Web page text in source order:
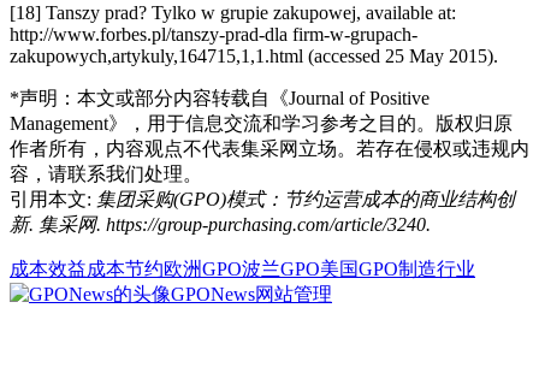
[18] Tanszy prad? Tylko w grupie zakupowej, available at:
http://www.forbes.pl/tanszy-prad-dla firm-w-grupach-
zakupowych,artykuly,164715,1,1.html (accessed 25 May 2015).
*声明：本文或部分内容转载自
《Journal of Positive
Management》
，用于信息交流和学习参考之目的。版权归原
作者所有，内容观点不代表集采网 立场。若存在侵权或违规内
容，请联系我们处理。
引用本文: 集团采购(GPO)模式：节约运营成本的商业结构创
新. 集采网. https://group-purchasing.com/article/3240.
成本效益成本节约欧洲GPO波兰GPO美国GPO制造行业
GPONews网站管理